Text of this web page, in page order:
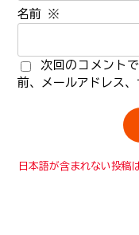
名前 ※
次回のコメント
前、メールアドレス、
日本語が含まれない投稿